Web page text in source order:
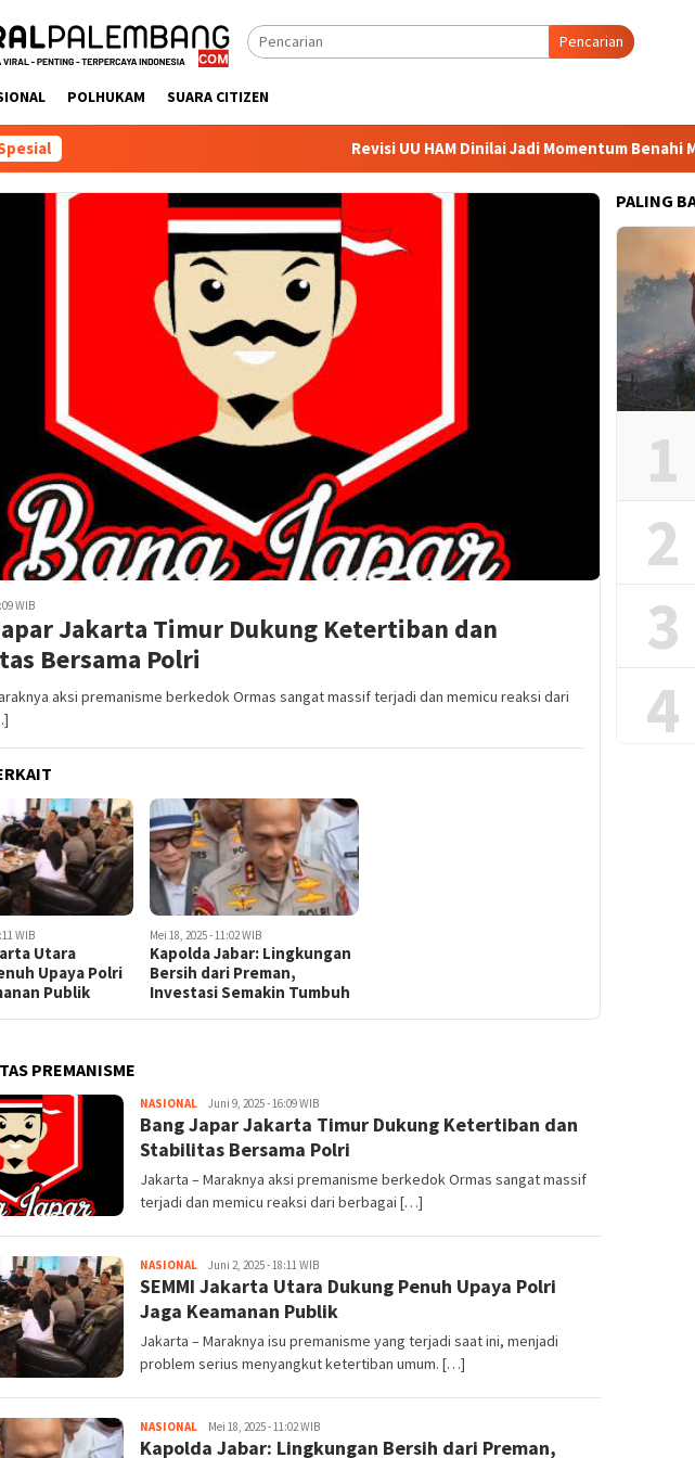
Pencarian
POLHUKAM SUARA CITIZEN
Revisi UU HAM Dinilai Jadi Momentum Benahi
WIB
Jakarta Timur Dukung Ketertiban dan
Bersama Polri
aksi premanisme berkedok Ormas sangat massif terjadi dan memicu reaksi dari
WIB
Utara
Upaya Polri
Publik
Mei 18, 2025 - 11:02 WIB
Kapolda Jabar: Lingkungan
Bersih dari Preman,
Investasi Semakin Tumbuh
PREMANISME
NASIONAL Redaktur
Juni 9, 2025 - 16:09 WIB
Bang Japar Jakarta Timur Dukung Ketertiban dan
Stabilitas Bersama Polri
Jakarta – Maraknya aksi premanisme berkedok Ormas sangat massif
terjadi dan memicu reaksi dari berbagai […]
NASIONAL Redaktur
Juni 2, 2025 - 18:11 WIB
SEMMI Jakarta Utara Dukung Penuh Upaya Polri
Jaga Keamanan Publik
Jakarta – Maraknya isu premanisme yang terjadi saat ini, menjadi
problem serius menyangkut ketertiban umum. […]
NASIONAL Redaktur
Mei 18, 2025 - 11:02 WIB
Kapolda Jabar: Lingkungan Bersih dari Preman,
PALING
1
2
3
4